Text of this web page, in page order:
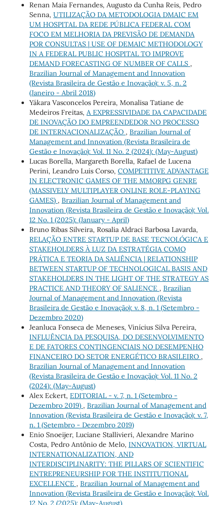
Renan Maia Fernandes, Augusto da Cunha Reis, Pedro
Senna, UTILIZAÇÃO DA METODOLOGIA DMAIC EM
UM HOSPITAL DA REDE PÚBLICA FEDERAL COM
FOCO EM MELHORIA DA PREVISÃO DE DEMANDA
POR CONSULTAS | USE OF DEMAIC METHODOLOGY
IN A FEDERAL PUBLIC HOSPITAL TO IMPROVE
DEMAND FORECASTING OF NUMBER OF CALLS ,
Brazilian Journal of Management and Innovation
(Revista Brasileira de Gestão e Inovação): v. 5, n. 2
(Janeiro - Abril 2018)
Yákara Vasconcelos Pereira, Monalisa Tatiane de
Medeiros Freitas, A EXPRESSIVIDADE DA CAPACIDADE
DE INOVAÇÃO DO EMPREENDEDOR NO PROCESSO
DE INTERNACIONALIZAÇÃO , Brazilian Journal of
Management and Innovation (Revista Brasileira de
Gestão e Inovação): Vol. 11 No. 2 (2024): (May-August)
Lucas Borella, Margareth Borella, Rafael de Lucena
Perini, Leandro Luis Corso, COMPETITIVE ADVANTAGE
IN ELECTRONIC GAMES OF THE MMORPG GENRE
(MASSIVELY MULTIPLAYER ONLINE ROLE-PLAYING
GAMES) , Brazilian Journal of Management and
Innovation (Revista Brasileira de Gestão e Inovação): Vol.
12 No. 1 (2025): (January - April)
Bruno Ribas Silveira, Rosalia Aldraci Barbosa Lavarda,
RELAÇÃO ENTRE STARTUP DE BASE TECNOLÓGICA E
STAKEHOLDERS À LUZ DA ESTRATÉGIA COMO
PRÁTICA E TEORIA DA SALIÊNCIA | RELATIONSHIP
BETWEEN STARTUP OF TECHNOLOGICAL BASIS AND
STAKEHOLDERS IN THE LIGHT OF THE STRATEGY AS
PRACTICE AND THEORY OF SALIENCE , Brazilian
Journal of Management and Innovation (Revista
Brasileira de Gestão e Inovação): v. 8, n. 1 (Setembro -
Dezembro 2020)
Jeanluca Fonseca de Meneses, Vinícius Silva Pereira,
INFLUÊNCIA DA PESQUISA, DO DESENVOLVIMENTO
E DE FATORES CONTINGENCIAIS NO DESEMPENHO
FINANCEIRO DO SETOR ENERGÉTICO BRASILEIRO ,
Brazilian Journal of Management and Innovation
(Revista Brasileira de Gestão e Inovação): Vol. 11 No. 2
(2024): (May-August)
Alex Eckert, EDITORIAL - v. 7, n. 1 (Setembro -
Dezembro 2019) , Brazilian Journal of Management and
Innovation (Revista Brasileira de Gestão e Inovação): v. 7,
n. 1 (Setembro - Dezembro 2019)
Enio Snoeijer, Luciane Stallivieri, Alexandre Marino
Costa, Pedro Antônio de Melo, INNOVATION, VIRTUAL
INTERNATIONALIZATION, AND
INTERDISCIPLINARITY: THE PILLARS OF SCIENTIFIC
ENTREPRENEURSHIP FOR THE INSTITUTIONAL
EXCELLENCE , Brazilian Journal of Management and
Innovation (Revista Brasileira de Gestão e Inovação): Vol.
12 No. 2 (2025): (May-August)